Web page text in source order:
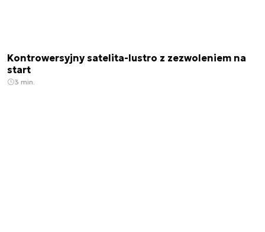
Kontrowersyjny satelita-lustro z zezwoleniem na
start
3 min.